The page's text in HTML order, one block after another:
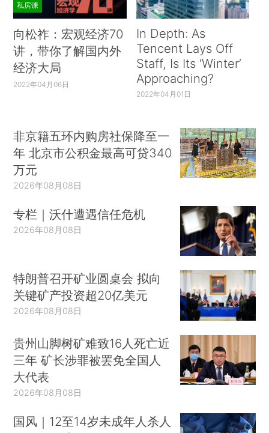
私房课
向松祚：宏观经济70
讲，带你了解国内外
经济大局
2022年04月06日
In Depth: As
Tencent Lays Off
Staff, Is Its ‘Winter’
Approaching?
2022年04月01日
非京籍五环内购房社保降至一
年 北京市公积金最高可贷340
万元
2026年08月08日
专栏｜沃什遭遇信任危机
2026年08月08日
特朗普召开矿业圆桌会 拟向
关键矿产投资超20亿美元
2026年08月08日
贵州山脚树矿难致16人死亡近
三年 矿长涉罪被罢免全国人
大代表
2026年08月08日
国风｜12至14岁未成年人杀人